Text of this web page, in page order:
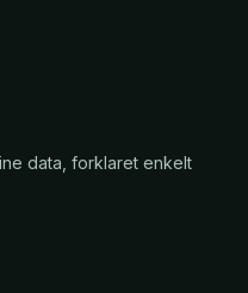
data, forklaret enkelt